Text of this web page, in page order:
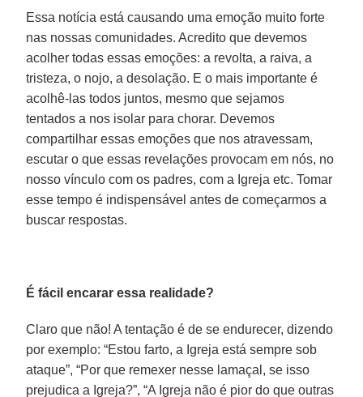
Essa notícia está causando uma emoção muito forte
nas nossas comunidades. Acredito que devemos
acolher todas essas emoções: a revolta, a raiva, a
tristeza, o nojo, a desolação. E o mais importante é
acolhê-las todos juntos, mesmo que sejamos
tentados a nos isolar para chorar. Devemos
compartilhar essas emoções que nos atravessam,
escutar o que essas revelações provocam em nós, no
nosso vínculo com os padres, com a Igreja etc. Tomar
esse tempo é indispensável antes de começarmos a
buscar respostas.
É fácil encarar essa realidade?
Claro que não! A tentação é de se endurecer, dizendo
por exemplo: “Estou farto, a Igreja está sempre sob
ataque”, “Por que remexer nesse lamaçal, se isso
prejudica a Igreja?”, “A Igreja não é pior do que outras